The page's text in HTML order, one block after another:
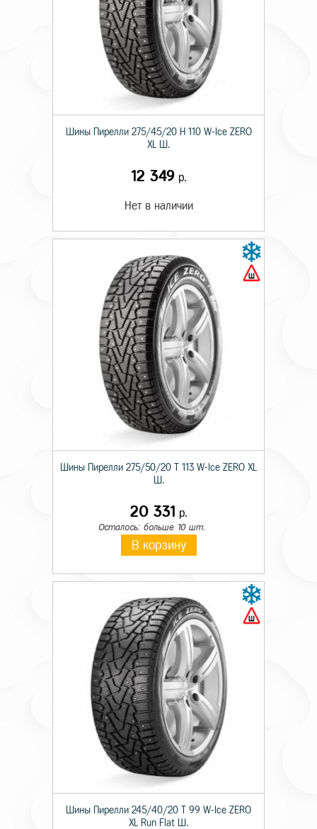
Шины Пирелли 275/45/20 H 110 W-Ice ZERO
XL Ш.
12 349р.
Нет в наличии
Шины Пирелли 275/50/20 T 113 W-Ice ZERO XL
Ш.
20 331 р.
Осталось: больше 10 шт.
В корзину
Шины Пирелли 245/40/20 T 99 W-Ice ZERO
XL Run Flat Ш.